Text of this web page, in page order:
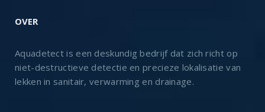
OVER
Aquadetect is een deskundig bedrijf dat zich richt op
niet-destructieve detectie en precieze lokalisatie van
lekken in sanitair, verwarming en drainage.